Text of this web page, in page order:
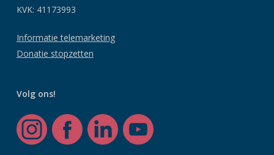
KVK: 41173993
Informatie telemarketing
Donatie stopzetten
Volg ons!